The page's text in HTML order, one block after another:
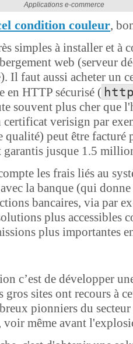
Applications e-commerce
condition couleur,
simples à installer et à
web (serveur
Il faut aussi acheter un
en HTTP sécurisé (
souvent plus cher que
verisign par
qualité) peut être facturé
garantis jusque 1.5
les frais liés au
la banque (qui donne
bancaires, via par
plus accessibles
plus importantes
c’est de développer
gros sites ont recours à
pionniers du
voir même avant